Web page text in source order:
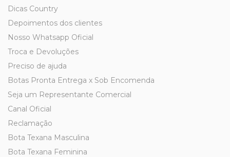
Dicas Country
Depoimentos dos clientes
Nosso Whatsapp Oficial
Troca e Devoluções
Preciso de ajuda
Botas Pronta Entrega x Sob Encomenda
Seja um Representante Comercial
Canal Oficial
Reclamação
Bota Texana Masculina
Bota Texana Feminina